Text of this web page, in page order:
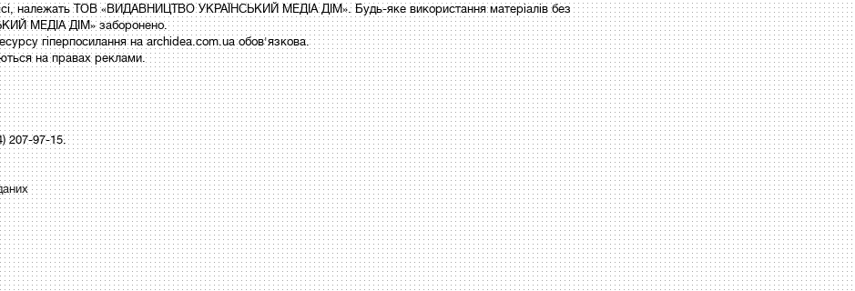
належать ТОВ «ВИДАВНИЦТВО УКРАЇНСЬКИЙ МЕДІА ДІМ». Будь-яке використання матеріалів без
МЕДІА ДІМ» заборонено.
гіперпосилання на archidea.com.ua обов'язкова.
на правах реклами.
207-97-15.